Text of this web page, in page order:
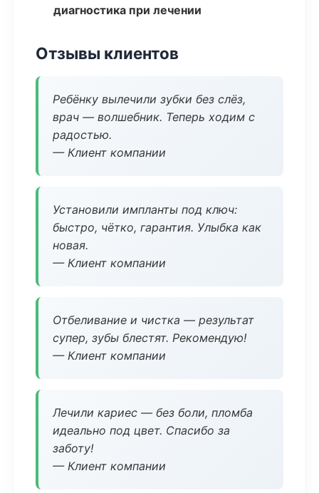
диагностика при лечении
Отзывы клиентов
Ребёнку вылечили зубки без слёз,
врач — волшебник. Теперь ходим с
радостью.
— Клиент компании
Установили импланты под ключ:
быстро, чётко, гарантия. Улыбка как
новая.
— Клиент компании
Отбеливание и чистка — результат
супер, зубы блестят. Рекомендую!
— Клиент компании
Лечили кариес — без боли, пломба
идеально под цвет. Спасибо за
заботу!
— Клиент компании